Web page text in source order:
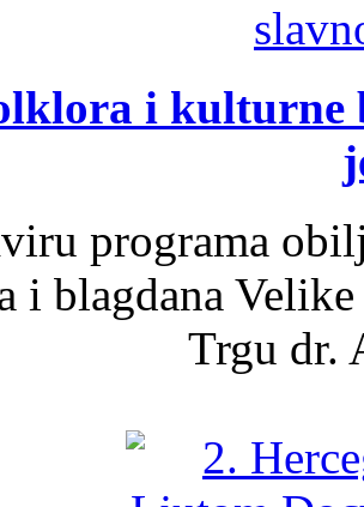
i kulturne
programa
i blagdana
Trgu dr.